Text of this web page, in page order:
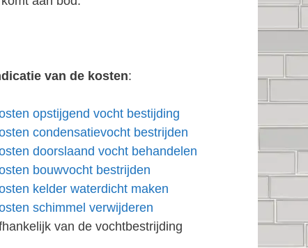
van de kosten:
opstijgend vocht bestijding
condensatievocht bestrijden
doorslaand vocht behandelen
bouwvocht bestrijden
kelder waterdicht maken
schimmel verwijderen
van de vochtbestrijding